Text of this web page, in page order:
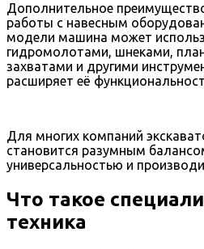
Дополнительное
работы с навесным
модели машина может
гидромолотами, шнеками,
захватами и другими
расширяет её
Для многих компаний
становится разумным
универсальностью и
Что такое
техника